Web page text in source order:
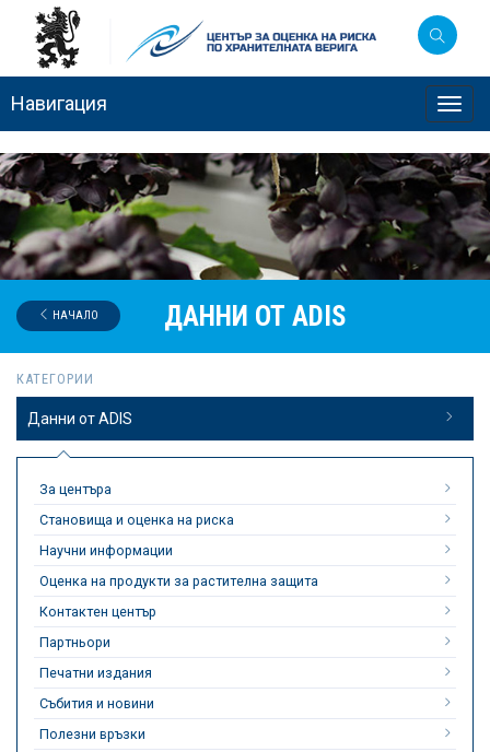
Навигация
ДАННИ ОТ ADIS
НАЧАЛО
КАТЕГОРИИ
Данни от ADIS
За центъра
Становища и оценка на риска
Научни информации
Оценка на продукти за растителна защита
Контактен център
Партньори
Печатни издания
Събития и новини
Полезни връзки